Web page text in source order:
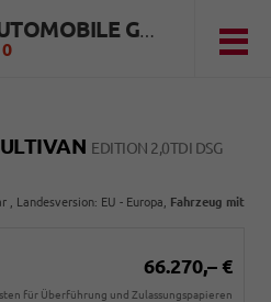
HUBER AUTOMOBILE GMBH
EDITION 2,0TDI DSG
, Landesversion: EU - Europa, Fahrzeug mit
66.270,– €
für Überführung und Zulassungspapieren